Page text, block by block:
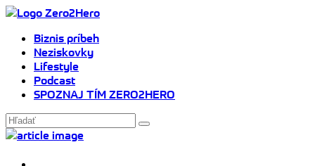
Biznis príbeh
Neziskovky
Lifestyle
Podcast
SPOZNAJ TÍM ZERO2HERO